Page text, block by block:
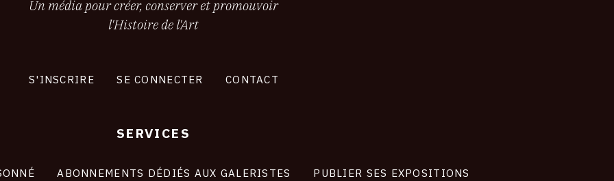
Un média pour créer, conserver et promouvoir
l'Histoire de l'Art
S'INSCRIRE SE CONNECTER CONTACT
SERVICES
ABONNEMENTS DÉDIÉS AUX GALERISTES PUBLIER SES EXPOSITIONS